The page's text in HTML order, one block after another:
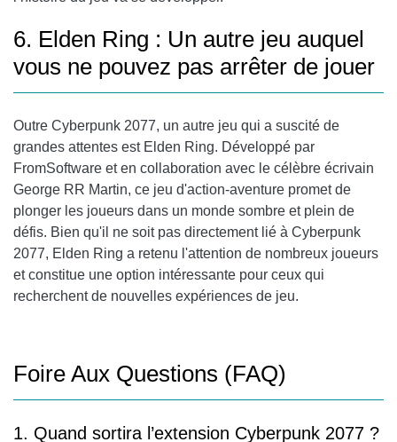
6. Elden Ring : Un autre jeu auquel
vous ne pouvez pas arrêter de jouer
Outre Cyberpunk 2077, un autre jeu qui a suscité de
grandes attentes est Elden Ring. Développé par
FromSoftware et en collaboration avec le célèbre écrivain
George RR Martin, ce jeu d'action-aventure promet de
plonger les joueurs dans un monde sombre et plein de
défis. Bien qu'il ne soit pas directement lié à Cyberpunk
2077, Elden Ring a retenu l'attention de nombreux joueurs
et constitue une option intéressante pour ceux qui
recherchent de nouvelles expériences de jeu.
Foire Aux Questions (FAQ)
1. Quand sortira l’extension Cyberpunk 2077 ?